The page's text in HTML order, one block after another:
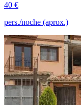
40 €
pers./noche (aprox.)